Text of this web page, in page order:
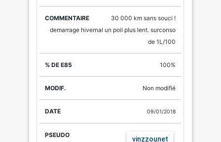
30 000 km sans souci !
demarrage hivernal un poil plus lent. surconso
de 1L/100
100%
Non modifié
09/01/2018
vinzzounet